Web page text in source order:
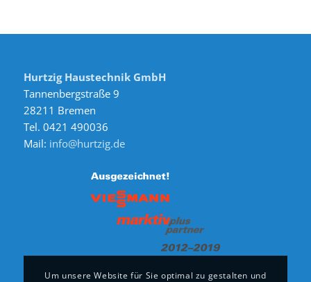
Hurtzig Haustechnik GmbH
Tannenbergstraße 9
28211 Bremen
Tel. 0421 490036
Mail: info@hurtzig.de
Um unsere Website für Sie optimal zu gestalten und